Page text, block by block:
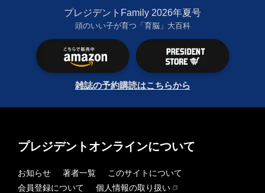
プレジデントFamily 2026年夏号
頭のいい子が育つ「育脳」大百科
雑誌の予約購読はこちらから
プレジデントオンラインについて
お知らせ 著者一覧
このサイトについて
会員登録について
個人情報の取り扱い